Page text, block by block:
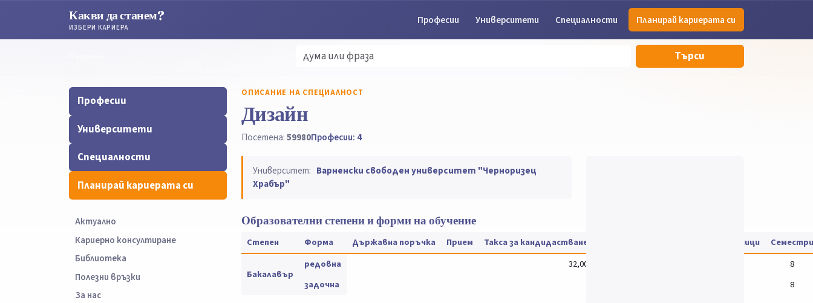
Какви да станем?
ИЗБЕРИ КАРИЕРА
Професии Университети Специалности Планирай кариерата си
Търси
Професии
Университети
Специалности
Планирай кариерата си
Актуално
Кариерно консултиране
Библиотека
Полезни връзки
За нас
ОПИСАНИЕ НА СПЕЦИАЛНОСТ
Дизайн
Посетена:59980Професии: 4
Университет: Варненски свободен университет "Черноризец
Храбър"
Образователни степени и форми на обучение
Степен Форма Държавна поръчка Прием Такса за кандидастване Цени на учебници Семестри
Бакалавър
редовна 32,00
8
задочна
8